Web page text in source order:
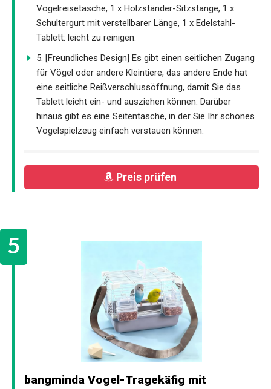
Vogelreisetasche, 1 x Holzständer-Sitzstange, 1 x
Schultergurt mit verstellbarer Länge, 1 x Edelstahl-
Tablett: leicht zu reinigen.
5. [Freundliches Design] Es gibt einen seitlichen Zugang
für Vögel oder andere Kleintiere, das andere Ende hat
eine seitliche Reißverschlussöffnung, damit Sie das
Tablett leicht ein- und ausziehen können. Darüber
hinaus gibt es eine Seitentasche, in der Sie Ihr schönes
Vogelspielzeug einfach verstauen können.
Preis prüfen
bangminda Vogel-Tragekäfig mit